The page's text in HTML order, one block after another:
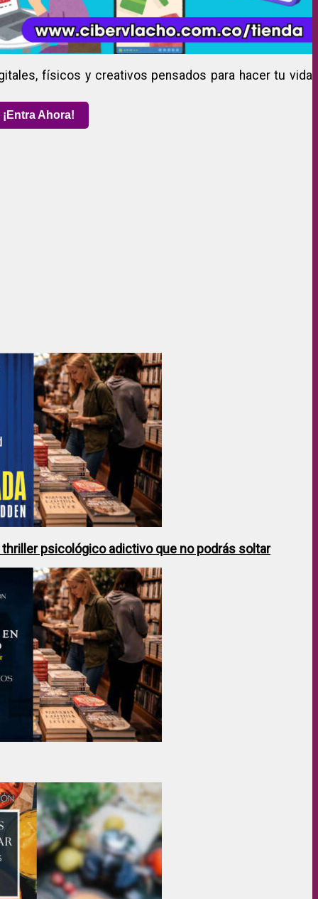
físicos y creativos pensados para hacer tu vida
¡Entra Ahora!
thriller psicológico adictivo que no podrás soltar